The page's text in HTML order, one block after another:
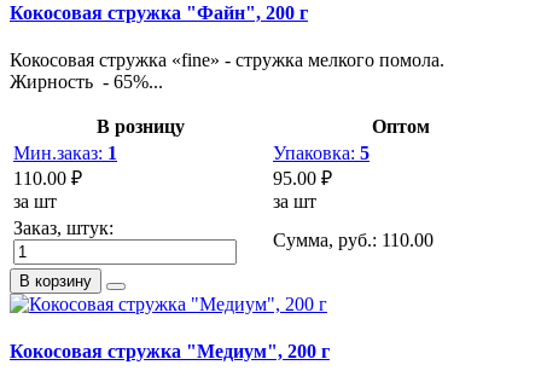
Кокосовая стружка "Файн", 200 г
Кокосовая стружка «fine» - стружка мелкого помола.
Жирность - 65%...
В розницу
Оптом
Мин.заказ: 1
110.00 ₽
за шт
Упаковка: 5
95.00 ₽
за шт
Заказ, штук:
Сумма, руб.: 110.00
В корзину
Кокосовая стружка "Медиум", 200 г